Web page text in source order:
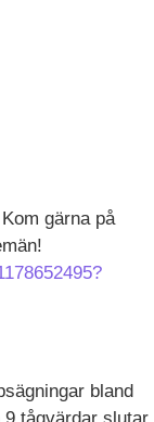
gärna på
bland